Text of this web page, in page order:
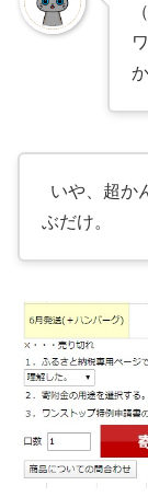
いや、超か
ぶだけ。